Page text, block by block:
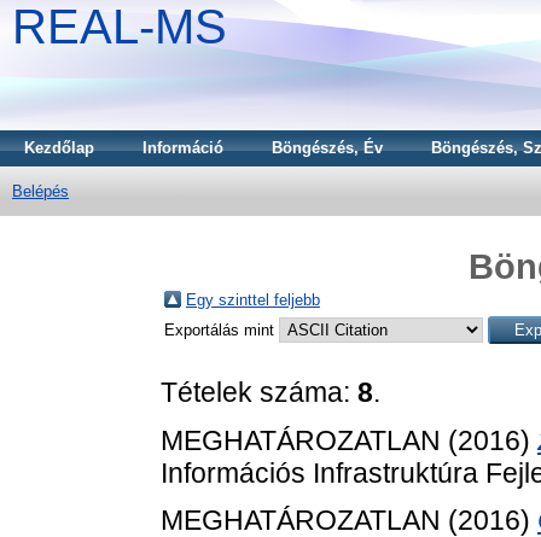
REAL-MS
Kezdőlap Információ Böngészés, Év Böngészés,
Belépés
Egy szinttel feljebb
Exportálás mint
Tételek száma: 8.
MEGHATÁROZATLAN (2016)
Információs Infrastruktúra
MEGHATÁROZATLAN (2016)